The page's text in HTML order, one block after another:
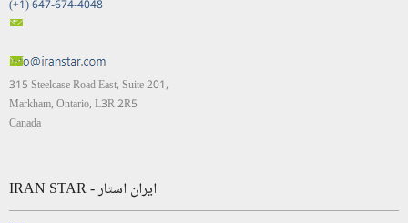
(+1) 647-674-4048
315 Steelcase Road East, Suite 201,
Markham, Ontario, L3R 2R5
Canada
IRAN STAR - ایران استار